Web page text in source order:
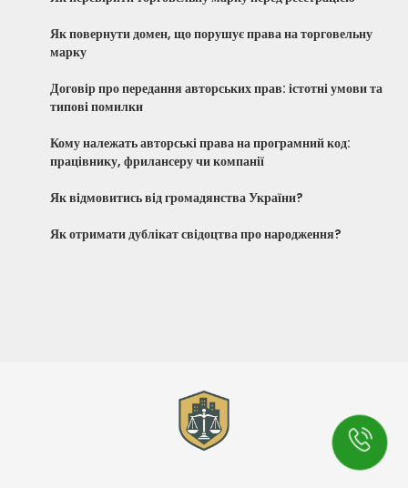
Як повернути домен, що порушує права на торговельну
марку
Договір про передання авторських прав: істотні умови та
типові помилки
Кому належать авторські права на програмний код:
працівнику, фрилансеру чи компанії
Як відмовитись від громадянства України?
Як отримати дублікат свідоцтва про народження?